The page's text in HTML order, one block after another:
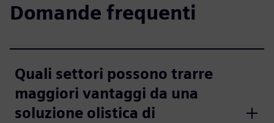
Domande frequenti
Quali settori possono trarre
maggiori vantaggi da una
soluzione olistica di